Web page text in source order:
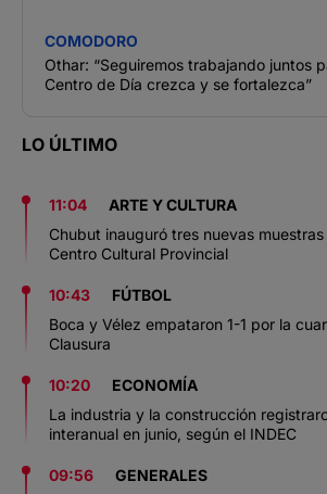
COMODORO
Othar: “Seguiremos trabajando juntos
Centro de Día crezca y se fortalezca”
LO ÚLTIMO
11:04
ARTE Y CULTURA
Chubut inauguró tres nuevas
Centro Cultural Provincial
10:43
FÚTBOL
Boca y Vélez empataron 1-1 por la
Clausura
10:20
ECONOMÍA
La industria y la construcción
interanual en junio, según el INDEC
09:56
GENERALES